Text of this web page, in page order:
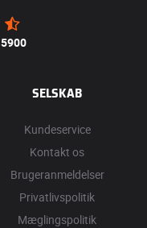
5900
SELSKAB
Kundeservice
Kontakt os
Brugeranmeldelser
Privatlivspolitik
Mæglingspolitik